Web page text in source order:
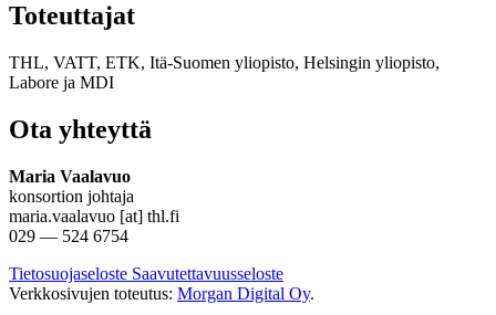
Toteuttajat
THL, VATT, ETK, Itä-Suomen yliopisto, Helsingin yliopisto,
Labore ja MDI
Ota yhteyttä
Maria Vaalavuo
konsortion johtaja
maria.vaalavuo [at] thl.fi
029 — 524 6754
Tietosuojaseloste Saavutettavuusseloste
Verkkosivujen toteutus: Morgan Digital Oy.